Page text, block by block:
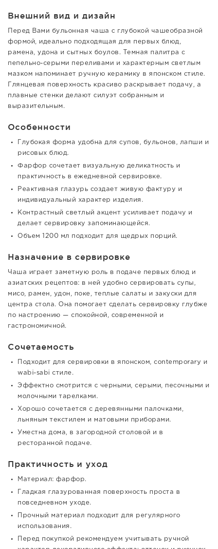
Внешний вид и дизайн
Перед Вами бульонная чаша с глубокой чашеобразной
формой, идеально подходящая для первых блюд,
рамена, удона и сытных боулов. Темная палитра с
пепельно-серыми переливами и характерным светлым
мазком напоминает ручную керамику в японском стиле.
Глянцевая поверхность красиво раскрывает подачу, а
плавные стенки делают силуэт собранным и
выразительным.
Особенности
Глубокая форма удобна для супов, бульонов, лапши и
рисовых блюд.
Фарфор сочетает визуальную деликатность и
практичность в ежедневной сервировке.
Реактивная глазурь создает живую фактуру и
индивидуальный характер изделия.
Контрастный светлый акцент усиливает подачу и
делает сервировку запоминающейся.
Объем 1200 мл подходит для щедрых порций.
Назначение в сервировке
Чаша играет заметную роль в подаче первых блюд и
азиатских рецептов: в ней удобно сервировать супы,
мисо, рамен, удон, поке, теплые салаты и закуски для
центра стола. Она помогает сделать сервировку глубже
по настроению — спокойной, современной и
гастрономичной.
Сочетаемость
Подходит для сервировки в японском, contemporary и
wabi-sabi стиле.
Эффектно смотрится с черными, серыми, песочными и
молочными тарелками.
Хорошо сочетается с деревянными палочками,
льняным текстилем и матовыми приборами.
Уместна дома, в загородной столовой и в
ресторанной подаче.
Практичность и уход
Материал: фарфор.
Гладкая глазурованная поверхность проста в
повседневном уходе.
Прочный материал подходит для регулярного
использования.
Перед покупкой рекомендуем учитывать ручной